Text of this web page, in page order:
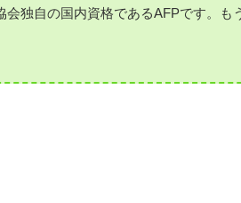
独自の国内資格であるAFPです。も